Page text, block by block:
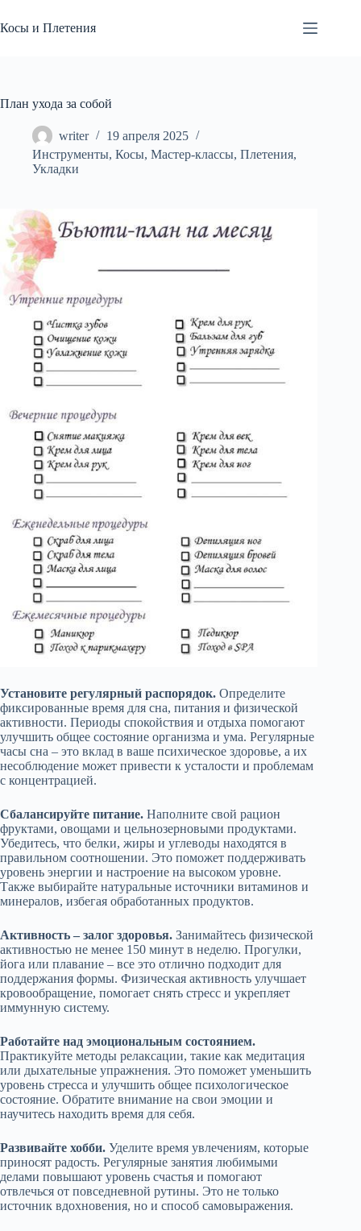
к
сути
Косы и Плетения
План ухода за собой
writer
19 апреля 2025
Инструменты, Косы, Мастер-классы, Плетения,
Укладки
Установите регулярный распорядок. Определите
фиксированные время для сна, питания и физической
активности. Периоды спокойствия и отдыха помогают
улучшить общее состояние организма и ума. Регулярные
часы сна – это вклад в ваше психическое здоровье, а их
несоблюдение может привести к усталости и проблемам
с концентрацией.
Сбалансируйте питание. Наполните свой рацион
фруктами, овощами и цельнозерновыми продуктами.
Убедитесь, что белки, жиры и углеводы находятся в
правильном соотношении. Это поможет поддерживать
уровень энергии и настроение на высоком уровне.
Также выбирайте натуральные источники витаминов и
минералов, избегая обработанных продуктов.
Активность – залог здоровья. Занимайтесь физической
активностью не менее 150 минут в неделю. Прогулки,
йога или плавание – все это отлично подходит для
поддержания формы. Физическая активность улучшает
кровообращение, помогает снять стресс и укрепляет
иммунную систему.
Работайте над эмоциональным состоянием.
Практикуйте методы релаксации, такие как медитация
или дыхательные упражнения. Это поможет уменьшить
уровень стресса и улучшить общее психологическое
состояние. Обратите внимание на свои эмоции и
научитесь находить время для себя.
Развивайте хобби. Уделите время увлечениям, которые
приносят радость. Регулярные занятия любимыми
делами повышают уровень счастья и помогают
отвлечься от повседневной рутины. Это не только
источник вдохновения, но и способ самовыражения.